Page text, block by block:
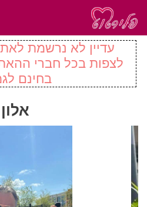
עדיין לא נרשמת
לצפות בכל חברי
בחינם
אלון